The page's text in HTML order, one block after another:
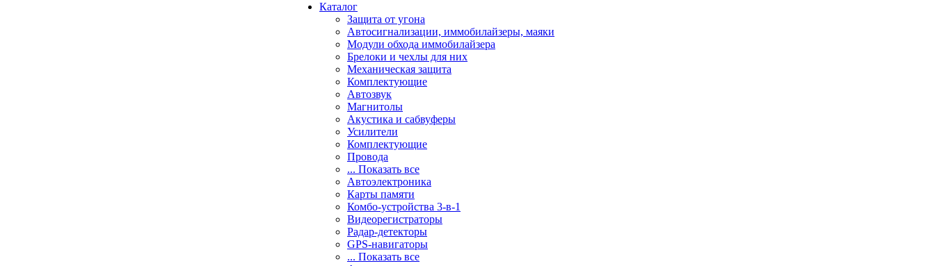
Каталог
Защита от угона
Автосигнализации, иммобилайзеры, маяки
Модули обхода иммобилайзера
Брелоки и чехлы для них
Механическая защита
Комплектующие
Автозвук
Магнитолы
Акустика и сабвуферы
Усилители
Комплектующие
Провода
... Показать все
Автоэлектроника
Карты памяти
Комбо-устройства 3-в-1
Видеорегистраторы
Радар-детекторы
GPS-навигаторы
... Показать все